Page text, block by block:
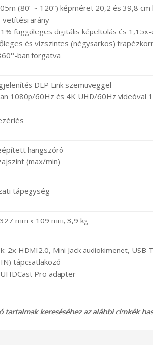
(80” ~ 120”) képméret 20,2 és 39,8
vetítési arány
függőleges digitális képeltolás és
és vízszintes (négysarkos)
ban forgatva
DLP Link szemüveggel
1080p/60Hz és 4K UHD/60Hz videóval
hangszóró
(max/min)
tápegység
mm x 109 mm; 3,9 kg
2x HDMI2.0, Mini Jack audiokimenet, USB
tápcsatlakozó
Pro adapter
tartalmak kereséséhez az alábbi címkék